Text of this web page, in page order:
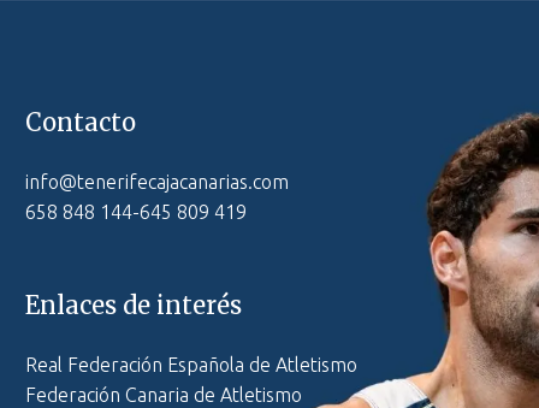
Contacto
info@tenerifecajacanarias.com
658 848 144-645 809 419
Enlaces de interés
Real Federación Española de Atletismo
Federación Canaria de Atletismo